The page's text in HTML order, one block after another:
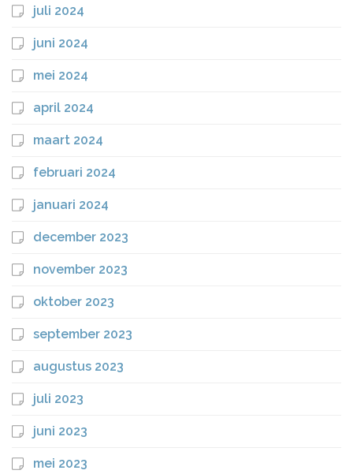
juli 2024
juni 2024
mei 2024
april 2024
maart 2024
februari 2024
januari 2024
december 2023
november 2023
oktober 2023
september 2023
augustus 2023
juli 2023
juni 2023
mei 2023